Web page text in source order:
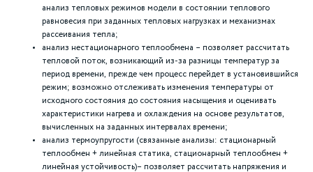
анализ тепловых режимов модели в состоянии теплового
равновесия при заданных тепловых нагрузках и механизмах
рассеивания тепла;
анализ нестационарного теплообмена – позволяет рассчитать
тепловой поток, возникающий из-за разницы температур за
период времени, прежде чем процесс перейдет в установившийся
режим; возможно отслеживать изменения температуры от
исходного состояния до состояния насыщения и оценивать
характеристики нагрева и охлаждения на основе результатов,
вычисленных на заданных интервалах времени;
анализ термоупругости (связанные анализы: стационарный
теплообмен + линейная статика, стационарный теплообмен +
линейная устойчивость)– позволяет рассчитать напряжения и